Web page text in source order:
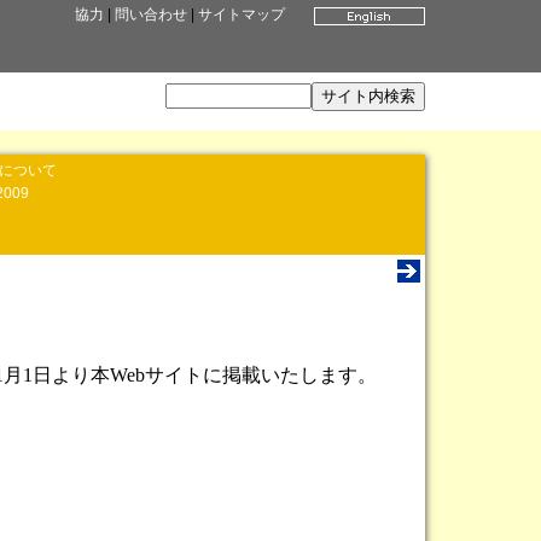
協力 問い合わせ サイトマップ
ついて
日より本Webサイトに掲載いたします。